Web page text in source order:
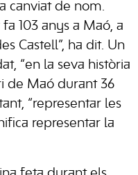
canviat de nom.
103 anys a Maó, a
Castell”, ha dit. Un
“en la seva història
de Maó durant 36
“representar les
representar la